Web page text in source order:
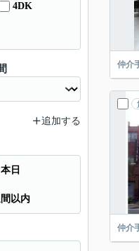
仲介
仲介
4DK
追加する
本日
以内